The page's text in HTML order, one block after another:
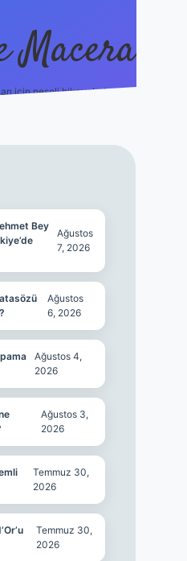
Macera
için neşeli hikayeler!
Bey
Ağustos
7, 2026
Ağustos
6, 2026
Ağustos 4,
2026
Ağustos 3,
2026
Temmuz 30,
2026
Temmuz 30,
2026
tulipbet.online